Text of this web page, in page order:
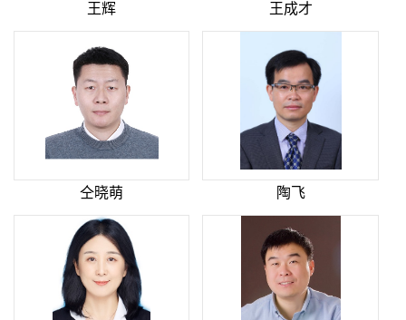
王辉 王成才
仝晓萌 陶飞